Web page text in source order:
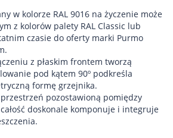
w kolorze RAL 9016 na życzenie może
z kolorów palety RAL Classic lub
czasie do oferty marki Purmo
z płaskim frontem tworzą
pod kątem 90º podkreśla
formę grzejnika.
pozostawioną pomiędzy
doskonale komponuje i integruje